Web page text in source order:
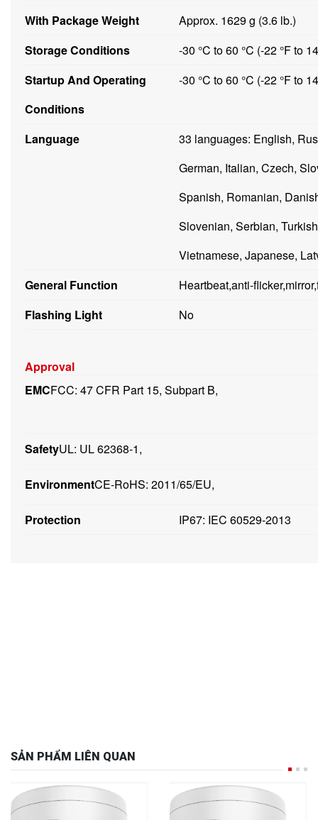
With Package Weight
Approx. 1629 g (3.6 lb.)
Storage Conditions
-30 °C to 60 °C (-22 °F to
Startup And Operating
Conditions
-30 °C to 60 °C (-22 °F to
Language
33 languages: English,
German, Italian, Czech,
Spanish, Romanian,
Slovenian, Serbian,
Vietnamese, Japanese,
General Function
Heartbeat,anti-
Flashing Light
No
Approval
EMCFCC: 47 CFR Part 15, Subpart B,
SafetyUL: UL 62368-1,
EnvironmentCE-RoHS: 2011/65/EU,
Protection IP67: IEC 60529-2013
SẢN PHẨM LIÊN QUAN